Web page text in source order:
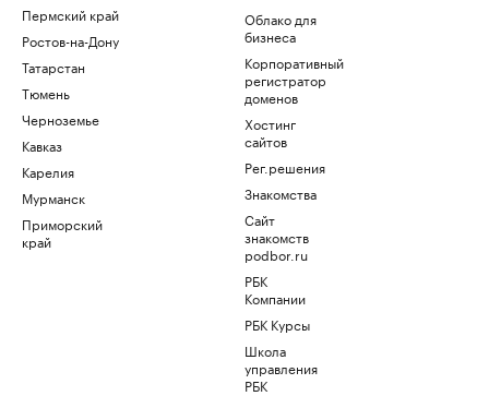
Пермский край
Ростов-на-Дону
Татарстан
Тюмень
Черноземье
Кавказ
Карелия
Мурманск
Приморский
край
Облако для
бизнеса
Корпоративный
регистратор
доменов
Хостинг
сайтов
Рег.решения
Знакомства
Сайт
знакомств
podbor.ru
РБК
Компании
РБК Курсы
Школа
управления
РБК